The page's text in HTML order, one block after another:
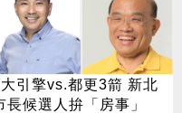
引擎vs.都更3箭 新北
長候選人拚「房事」